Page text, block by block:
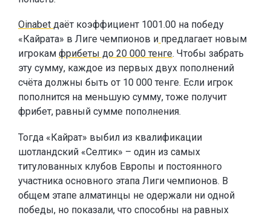
Oinabet даёт коэффициент 1001.00 на победу
«Кайрата» в Лиге чемпионов и предлагает новым
игрокам фрибеты до 20 000 тенге. Чтобы забрать
эту сумму, каждое из первых двух пополнений
счёта должны быть от 10 000 тенге. Если игрок
пополнится на меньшую сумму, тоже получит
фрибет, равный сумме пополнения.
Тогда «Кайрат» выбил из квалификации
шотландский «Селтик» – один из самых
титулованных клубов Европы и постоянного
участника основного этапа Лиги чемпионов. В
общем этапе алматинцы не одержали ни одной
победы, но показали, что способны на равных